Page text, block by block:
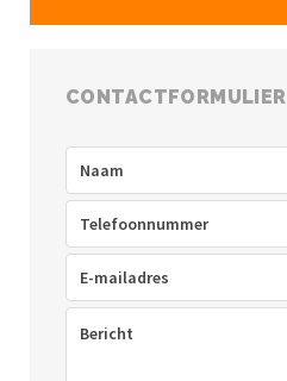
CONTACTFORMULIER
Telefoon
mailadres(Vereist)